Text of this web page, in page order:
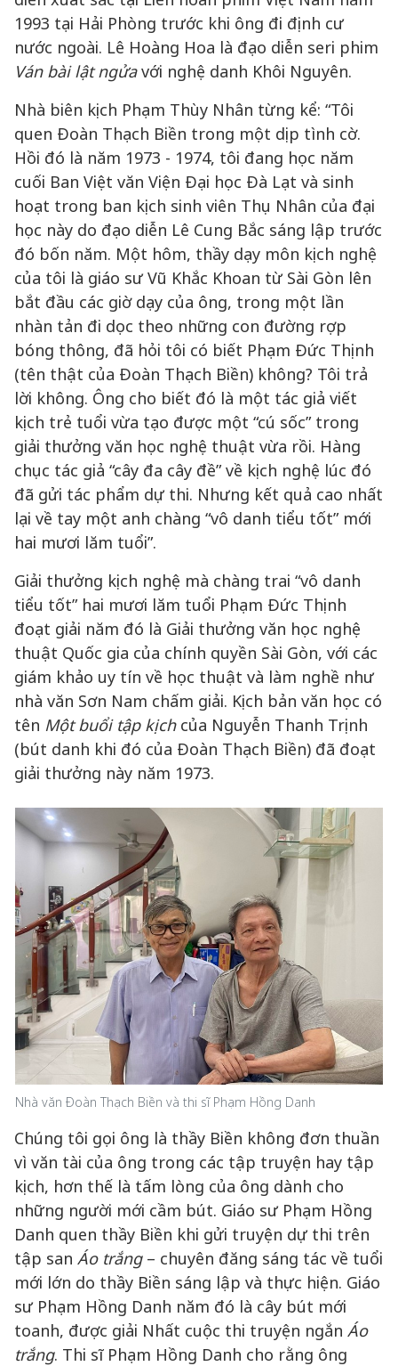
1993 tại Hải Phòng trước khi ông đi định cư
nước ngoài. Lê Hoàng Hoa là đạo diễn seri phim
Ván bài lật ngửavới nghệ danh Khôi Nguyên.
Nhà biên kịch Phạm Thùy Nhân từng kể: “Tôi
quen Đoàn Thạch Biền trong một dịp tình cờ.
Hồi đó là năm 1973 - 1974, tôi đang học năm
cuối Ban Việt văn Viện Đại học Đà Lạt và sinh
hoạt trong ban kịch sinh viên Thụ Nhân của đại
học này do đạo diễn Lê Cung Bắc sáng lập trước
đó bốn năm. Một hôm, thầy dạy môn kịch nghệ
của tôi là giáo sư Vũ Khắc Khoan từ Sài Gòn lên
bắt đầu các giờ dạy của ông, trong một lần
nhàn tản đi dọc theo những con đường rợp
bóng thông, đã hỏi tôi có biết Phạm Đức Thịnh
(tên thật của Đoàn Thạch Biền) không? Tôi trả
lời không. Ông cho biết đó là một tác giả viết
kịch trẻ tuổi vừa tạo được một “cú sốc” trong
giải thưởng văn học nghệ thuật vừa rồi. Hàng
chục tác giả “cây đa cây đề” về kịch nghệ lúc đó
đã gửi tác phẩm dự thi. Nhưng kết quả cao nhất
lại về tay một anh chàng “vô danh tiểu tốt” mới
hai mươi lăm tuổi”.
Giải thưởng kịch nghệ mà chàng trai “vô danh
tiểu tốt” hai mươi lăm tuổi Phạm Đức Thịnh
đoạt giải năm đó là Giải thưởng văn học nghệ
thuật Quốc gia của chính quyền Sài Gòn, với các
giám khảo uy tín về học thuật và làm nghề như
nhà văn Sơn Nam chấm giải. Kịch bản văn học có
tên Một buổi tập kịch của Nguyễn Thanh Trịnh
(bút danh khi đó của Đoàn Thạch Biền) đã đoạt
giải thưởng này năm 1973.
Nhà văn Đoàn Thạch Biền và thi sĩ Phạm Hồng Danh
Chúng tôi gọi ông là thầy Biền không đơn thuần
vì văn tài của ông trong các tập truyện hay tập
kịch, hơn thế là tấm lòng của ông dành cho
những người mới cầm bút. Giáo sư Phạm Hồng
Danh quen thầy Biền khi gửi truyện dự thi trên
tập san Áo trắng– chuyên đăng sáng tác về tuổi
mới lớn do thầy Biền sáng lập và thực hiện. Giáo
sư Phạm Hồng Danh năm đó là cây bút mới
toanh, được giải Nhất cuộc thi truyện ngắn Áo
trắng. Thi sĩ Phạm Hồng Danh cho rằng ông